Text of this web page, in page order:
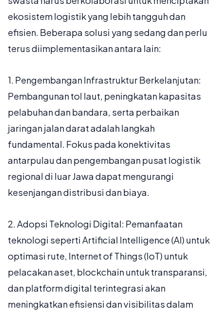
ekosistem logistik yang lebih tangguh dan
efisien. Beberapa solusi yang sedang dan perlu
terus diimplementasikan antara lain:
1. Pengembangan Infrastruktur Berkelanjutan:
Pembangunan tol laut, peningkatan kapasitas
pelabuhan dan bandara, serta perbaikan
jaringan jalan darat adalah langkah
fundamental. Fokus pada konektivitas
antarpulau dan pengembangan pusat logistik
regional di luar Jawa dapat mengurangi
kesenjangan distribusi dan biaya.
2.Adopsi Teknologi Digital: Pemanfaatan
teknologi seperti Artificial Intelligence (AI) untuk
optimasi rute, Internet of Things (IoT) untuk
pelacakan aset, blockchainuntuk transparansi,
dan platform digital terintegrasi akan
meningkatkan efisiensi dan visibilitas dalam